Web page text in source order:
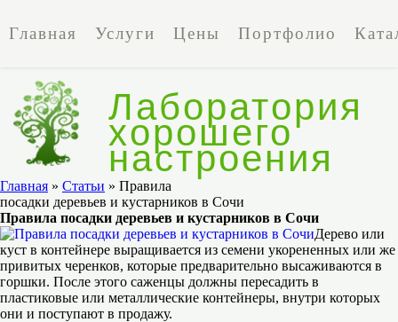
Главная Услуги Цены Портфолио
хорошего
настроения
Лаборатория
хорошего
настроения
Главная » Статьи » Правила
посадки деревьев и кустарников в Сочи
Правила посадки деревьев и кустарников в Сочи
Дерево или
куст в контейнере выращивается из семени укорененных или же
привитых черенков, которые предварительно высаживаются в
горшки. После этого саженцы должны пересадить в
пластиковые или металлические контейнеры, внутри которых
они и поступают в продажу.